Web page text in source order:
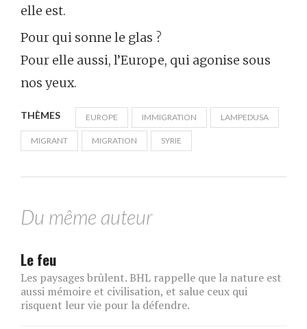
elle est.
Pour qui sonne le glas ?
Pour elle aussi, l’Europe, qui agonise sous
nos yeux.
THÈMES EUROPE IMMIGRATION LAMPEDUSA
MIGRANT MIGRATION SYRIE
Du même auteur
Le feu
Les paysages brûlent. BHL rappelle que la nature est
aussi mémoire et civilisation, et salue ceux qui
risquent leur vie pour la défendre.